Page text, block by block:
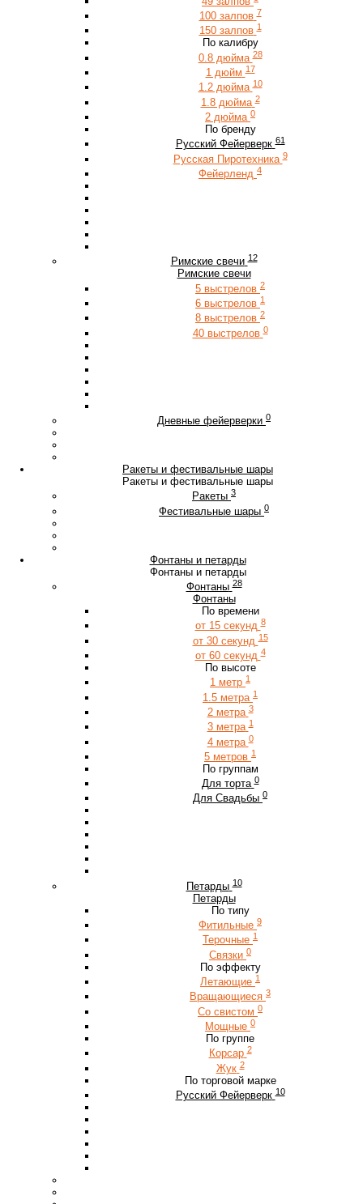
100 залпов 7
150 залпов 1
По калибру
0.8 дюйма 28
1 дюйм 17
1.2 дюйма 10
1.8 дюйма 2
2 дюйма 0
По бренду
Русский Фейерверк 61
Русская Пиротехника 9
Фейерленд 4
Римские свечи 12
Римские свечи
5 выстрелов 2
6 выстрелов 1
8 выстрелов 2
40 выстрелов 0
Дневные фейерверки 0
Ракеты и фестивальные шары
Ракеты и фестивальные шары
Ракеты 3
Фестивальные шары 0
Фонтаны и петарды
Фонтаны и петарды
Фонтаны 28
Фонтаны
По времени
от 15 секунд 8
от 30 секунд 15
от 60 секунд 4
По высоте
1 метр 1
1.5 метра 1
2 метра 3
3 метра 1
4 метра 0
5 метров 1
По группам
Для торта 0
Для Свадьбы 0
Петарды 10
Петарды
По типу
Фитильные 9
Терочные 1
Связки 0
По эффекту
Летающие 1
Вращающиеся 3
Со свистом 0
Мощные 0
По группе
Корсар 2
Жук 2
По торговой марке
Русский Фейерверк 10